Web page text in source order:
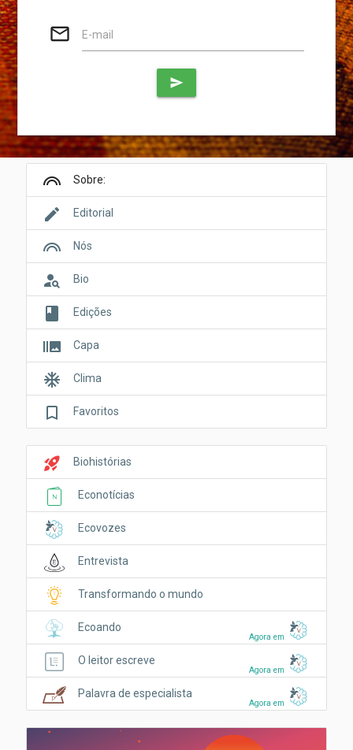
mail_outline E-mail
send
looks Sobre:
edit Editorial
looks Nós
person_search Bio
book Edições
burst_mode Capa
ac_unit Clima
bookmark_border Favoritos
rocket_launch Biohistórias
Econotícias
Ecovozes
Entrevista
Transformando o mundo
Agora em
Ecoando
Agora em
O leitor escreve
Agora em
Palavra de especialista